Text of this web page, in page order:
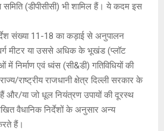
(डीपीसीसी) भी शामिल हैं। ये कदम इस
संख्या 11-18 का कड़ाई से अनुपालन
मीटर या उससे अधिक के भूखंड (प्लॉट
निर्माण एवं ध्वंस (सी&डी) गतिविधियों की
राष्ट्रीय राजधानी क्षेत्र दिल्ली सरकार के
हैं और/या जो धूल नियंत्रण उपायों की दूरस्थ
वैधानिक निर्देशों के अनुसार अन्य
हैं।